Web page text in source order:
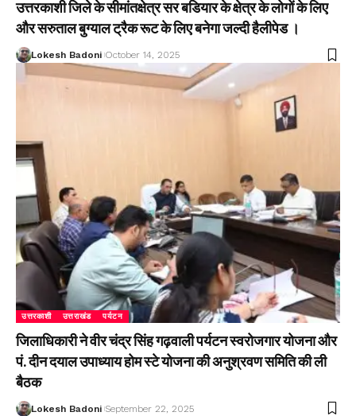
उत्तरकाशी जिले के सीमांतक्षेत्र सर बडियार के क्षेत्र के लोगों के लिए
और सरुताल बुग्याल ट्रैक रूट के लिए बनेगा जल्दी हैलीपेड ।
Lokesh Badoni October 14, 2025
उत्तरकाशी उत्तराखंड पर्यटन
जिलाधिकारी ने वीर चंद्र सिंह गढ़वाली पर्यटन स्वरोजगार योजना और
पं. दीन दयाल उपाध्याय होम स्टे योजना की अनुश्रवण समिति की ली
बैठक
Lokesh Badoni September 22, 2025